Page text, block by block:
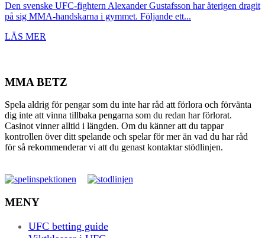
Den svenske UFC-fightern Alexander Gustafsson har återigen dragit
på sig MMA-handskarna i gymmet. Följande ett...
LÄS MER
MMA BETZ
Spela aldrig för pengar som du inte har råd att förlora och förvänta
dig inte att vinna tillbaka pengarna som du redan har förlorat.
Casinot vinner alltid i längden. Om du känner att du tappar
kontrollen över ditt spelande och spelar för mer än vad du har råd
för så rekommenderar vi att du genast kontaktar stödlinjen.
MENY
UFC betting guide